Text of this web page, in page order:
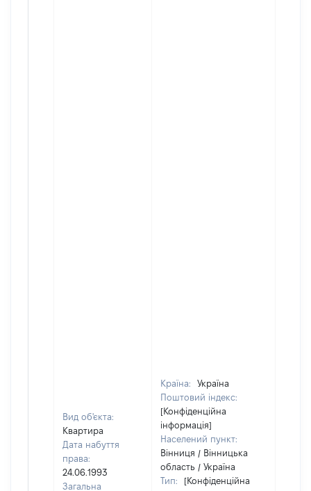
Вид об'єкта:
Квартира
Дата набуття
права:
24.06.1993
Загальна
Країна:
Україна
Поштовий індекс:
[Конфіденційна
інформація]
Населений пункт:
Вінниця / Вінницька
область / Україна
Тип:
[Конфіденційна